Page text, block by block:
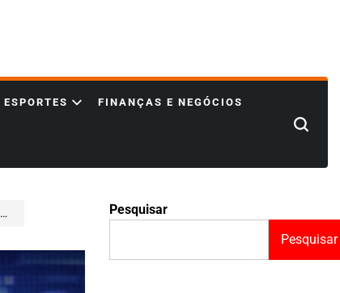
ESPORTES FINANÇAS E NEGÓCIOS
Search
Pesquisar
Pesquisar